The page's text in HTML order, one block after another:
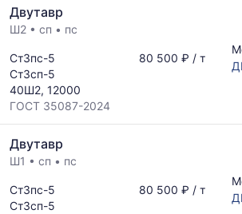
Двутавр
Ш2 • сп • пс
Ст3пс-5
Ст3сп-5
40Ш2, 12000
ГОСТ 35087-2024
80 500 ₽ / т
Двутавр
Ш1 • сп • пс
Ст3пс-5
Ст3сп-5
80 500 ₽ / т